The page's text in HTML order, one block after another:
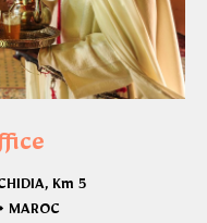
Km 5
MAROC